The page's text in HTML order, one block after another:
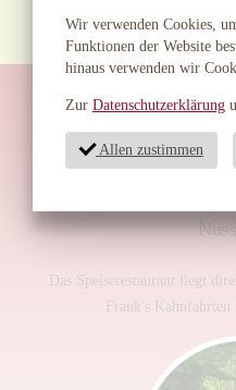
Das Speiserestaurant liegt
Frank's
Wir verwenden Cookies,
Funktionen der Website
hinaus verwenden wir
Zur Datenschutzerklärung
Allen zustimmen